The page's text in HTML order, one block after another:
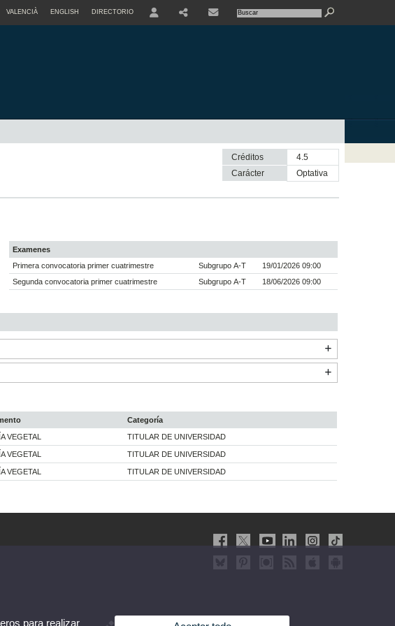
VALENCIÀ ENGLISH DIRECTORIO
Créditos
4.5
Carácter
optativa
Examenes
Primera convocatoria primer cuatrimestre
Subgrupo A-T
19/01/2026 09:00
Segunda convocatoria primer cuatrimestre
Subgrupo A-T 18/06/2026 09:00
Categoría
VEGETAL TITULAR DE UNIVERSIDAD
VEGETAL TITULAR DE UNIVERSIDAD
VEGETAL TITULAR DE UNIVERSIDAD
para realizar